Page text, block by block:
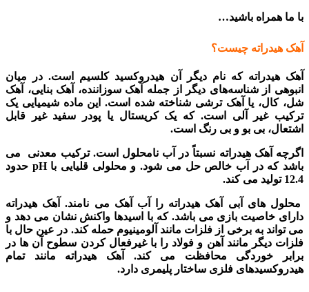
با ما همراه باشید…
آهک هیدراته چیست؟
آهک هیدراته که نام دیگر آن هیدروکسید کلسیم است. در میان
انبوهی از شناسه‌های دیگر از جمله آهک سوزاننده، آهک بنایی، آهک
شل، کال، یا آهک ترشی شناخته شده است. این ماده شیمیایی یک
ترکیب غیر آلی است. که یک کریستال یا پودر سفید غیر قابل
اشتعال، بی بو و بی رنگ است.
اگرچه آهک هیدراته نسبتاً در آب نامحلول است. ترکیب معدنی می
باشد که در آب خالص حل می شود. و محلولی قلیایی با pH حدود
12.4 تولید می کند.
محلول های آبی آهک هیدراته را آب آهک می نامند. آهک هیدراته
دارای خاصیت بازی می باشد. که با اسیدها واکنش نشان می دهد و
می تواند به برخی از فلزات مانند آلومینیوم حمله کند. در عین حال با
فلزات دیگر مانند آهن و فولاد را با غیرفعال کردن سطوح آن ها در
برابر خوردگی محافظت می کند. آهک هیدراته مانند تمام
هیدروکسیدهای فلزی ساختار پلیمری دارد.